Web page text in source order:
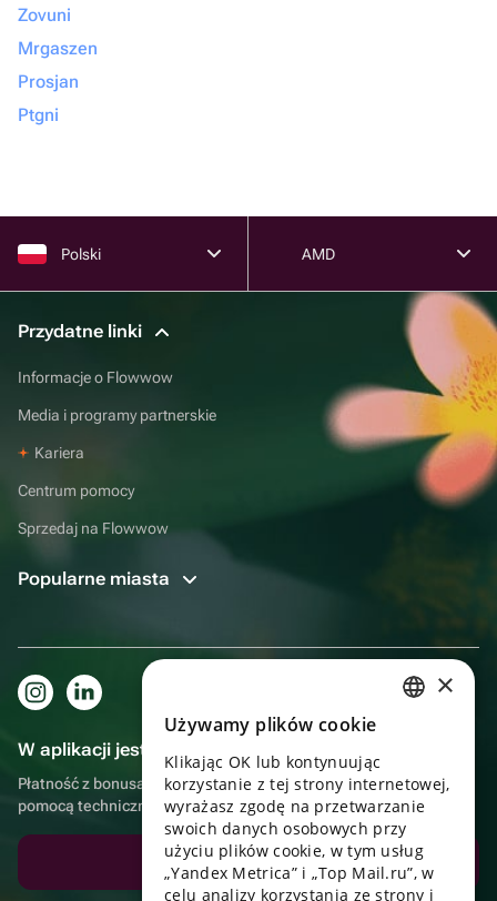
Zovuni
Mrgaszen
Prosjan
Ptgni
Polski AMD
Przydatne linki
Informacje o Flowwow
Media i programy partnerskie
Kariera
Centrum pomocy
Sprzedaj na Flowwow
Popularne miasta
W aplikacji jest to jeszcze wygodniejsze!
Płatność z bonusami, samodzielna dostawa, wygodny czat z
pomocą techniczną
Pobierz aplikację
UKRAINIAN
PORTUGUESE
SPANISH
×
Używamy plików cookie
Klikając OK lub kontynuując
korzystanie z tej strony internetowej,
wyrażasz zgodę na przetwarzanie
swoich danych osobowych przy
użyciu plików cookie, w tym usług
„Yandex Metrica” i „Top Mail.ru”, w
celu analizy korzystania ze strony i